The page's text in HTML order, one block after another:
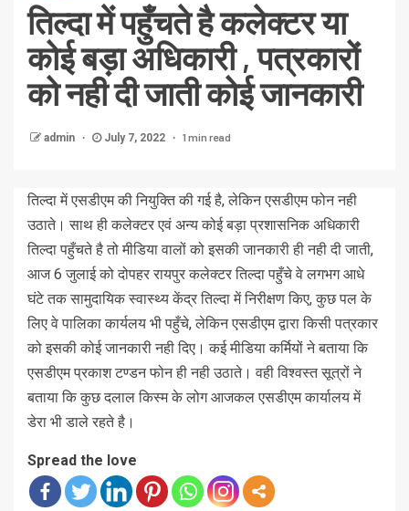
तिल्दा में पहुँचते है कलेक्टर या
कोई बड़ा अधिकारी , पत्रकारों
को नही दी जाती कोई जानकारी
admin July 7, 2022 1 min read
तिल्दा में एसडीएम की नियुक्ति की गई है, लेकिन एसडीएम फोन नही
उठाते। साथ ही कलेक्टर एवं अन्य कोई बड़ा प्रशासनिक अधिकारी
तिल्दा पहुँचते है तो मीडिया वालों को इसकी जानकारी ही नही दी जाती,
आज 6 जुलाई को दोपहर रायपुर कलेक्टर तिल्दा पहुँचे वे लगभग आधे
घंटे तक सामुदायिक स्वास्थ्य केंद्र तिल्दा में निरीक्षण किए, कुछ पल के
लिए वे पालिका कार्यलय भी पहुँचे, लेकिन एसडीएम द्वारा किसी पत्रकार
को इसकी कोई जानकारी नही दिए। कई मीडिया कर्मियों ने बताया कि
एसडीएम प्रकाश टण्डन फोन ही नही उठाते। वही विश्वस्त सूत्रों ने
बताया कि कुछ दलाल किस्म के लोग आजकल एसडीएम कार्यालय में
डेरा भी डाले रहते है।
Spread the love